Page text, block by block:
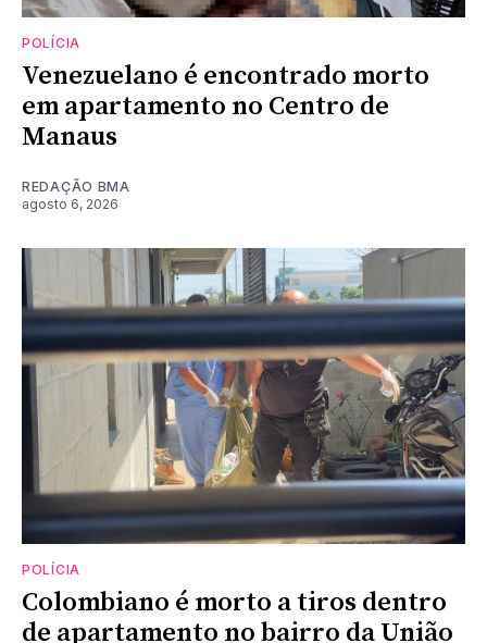
POLÍCIA
Venezuelano é encontrado morto
em apartamento no Centro de
Manaus
REDAÇÃO BMA
agosto 6, 2026
POLÍCIA
Colombiano é morto a tiros dentro
de apartamento no bairro da União